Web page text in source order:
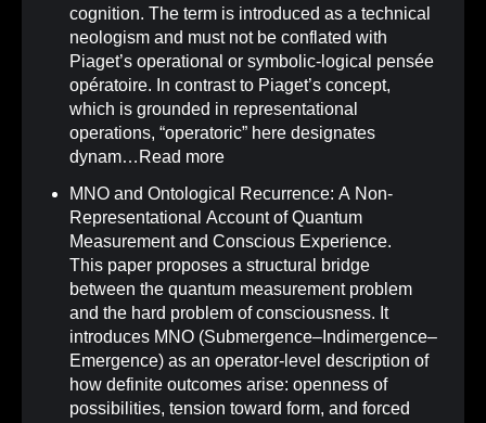
cognition. The term is introduced as a technical
neologism and must not be conflated with
Piaget’s operational or symbolic-logical pensée
opératoire. In contrast to Piaget’s concept,
which is grounded in representational
operations, “operatoric” here designates
dynam… Read more
MNO and Ontological Recurrence: A Non-
Representational Account of Quantum
Measurement and Conscious Experience.
This paper proposes a structural bridge
between the quantum measurement problem
and the hard problem of consciousness. It
introduces MNO (Submergence–Indimergence–
Emergence) as an operator-level description of
how definite outcomes arise: openness of
possibilities, tension toward form, and forced